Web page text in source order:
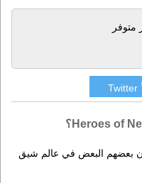
متوفر
Twitter
بعضهم البعض في عالم شيق